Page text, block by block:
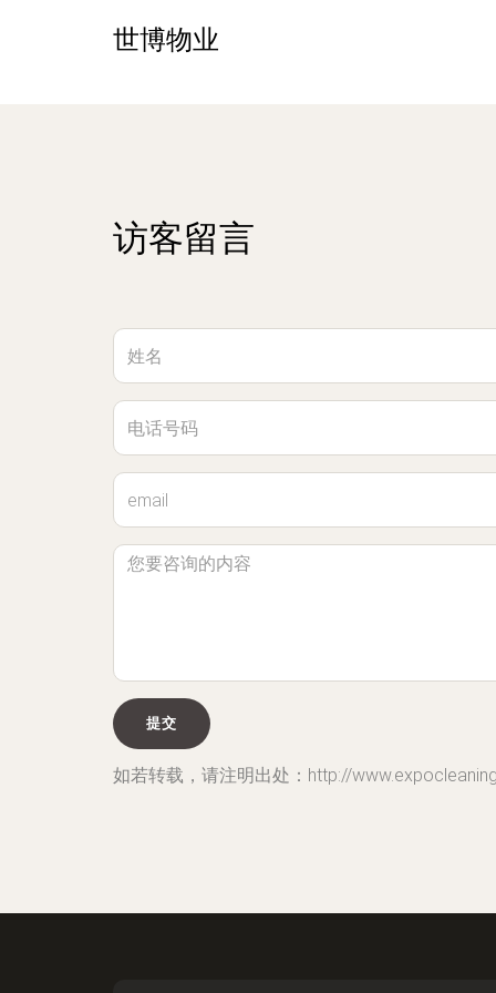
世博物业
访客留言
如若转载，请注明出处：http://